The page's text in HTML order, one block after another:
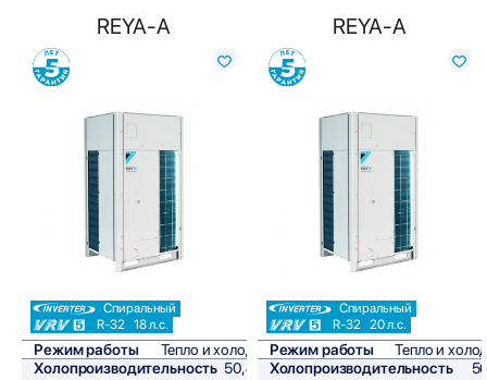
REYA-A
Сравнить
Спиральный
R-32 18 л.с.
Режим работы
Тепло и холод
Холопроизводительность 50,4
REYA-A
Сравнить
Спиральный
R-32 20 л.с.
Режим работы
Тепло и
Холопроизводительность